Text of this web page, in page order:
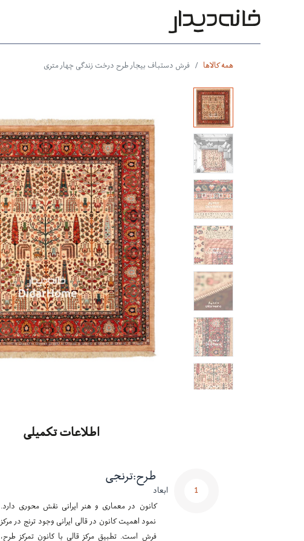
همه کالاها فرش دستباف بیجار طرح درخت زندگی چهار متری
اطلاعات تکمیلی
1 ابعاد
طرح:ترنجی
کانون در معماری و هنر ایرانی نقش محوری دارد.
نمود اهمیت کانون در قالی ایرانی وجود ترنج در مرکز
فرش است. تطبیق مرکز قالی با کانون تمرکز طرح،